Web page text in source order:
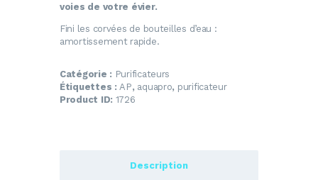
voies de votre évier.
Fini les corvées de bouteilles d’eau :
amortissement rapide.
Catégorie : Purificateurs
Étiquettes :AP, aquapro, purificateur
Product ID: 1726
Description